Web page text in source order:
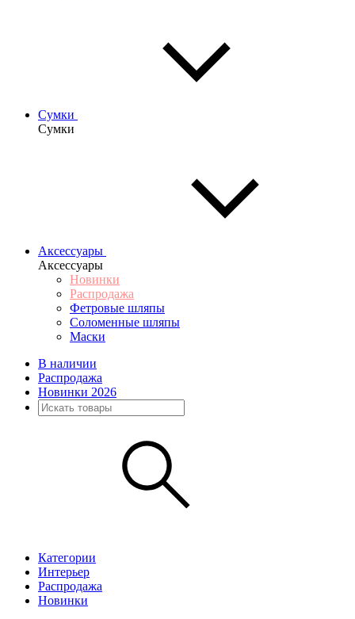
Сумки
Сумки
Аксессуары
Аксессуары
Новинки
Распродажа
Фетровые шляпы
Соломенные шляпы
Маски
В наличии
Распродажа
Новинки 2026
Категории
Интерьер
Распродажа
Новинки